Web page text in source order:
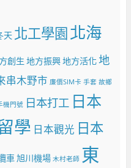
天 北工學園北海
創生 地方振興地方活化地
串木野市 廉價SIM卡 手套 故鄉
機門號 日本打工 日本
學 日本觀光 日本
車旭川機場 木村老師 東